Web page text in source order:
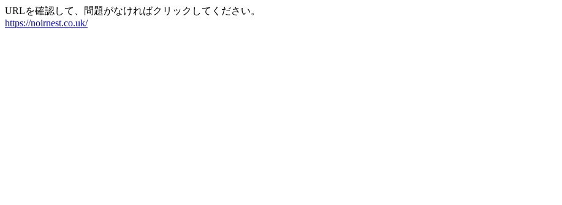
URLを確認して、問題がなければクリックしてください。
https://noirnest.co.uk/